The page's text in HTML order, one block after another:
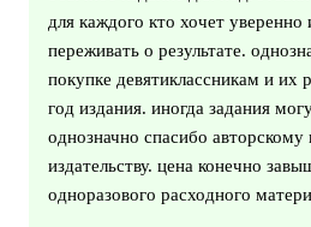
для каждого кто хочет уверенно
переживать о результате.
покупке девятиклассникам и их
год издания. иногда задания
однозначно спасибо авторскому
издательству. цена конечно
одноразового расходного